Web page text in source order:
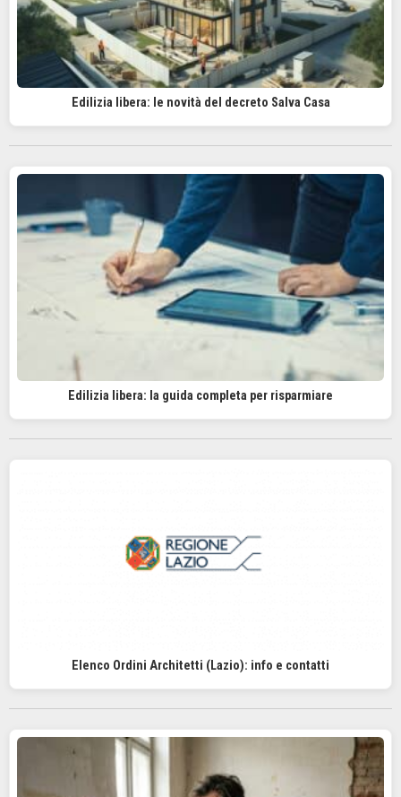
Edilizia libera: le novità del decreto Salva Casa
Edilizia libera: la guida completa per risparmiare
Elenco Ordini Architetti (Lazio): info e contatti